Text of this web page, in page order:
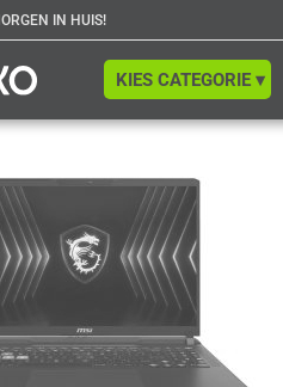
IN HUIS!
KIES CATEGORIE ▾